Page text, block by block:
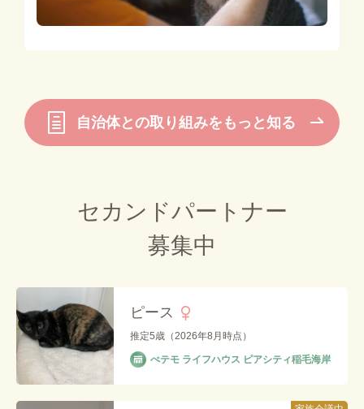
自治体との取り組みをもっと知る
セカンドパートナー
募集中
ピース
推定5歳（2026年8月時点）
ぺテモ ライフハウス ピアシティ稲毛海岸